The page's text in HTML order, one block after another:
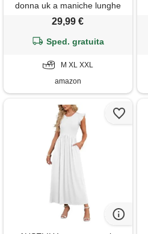
donna uk a maniche lunghe
con mezza zip scollo a v abito
bianco, xl
29,99 €
Sped. gratuita
M XL XXL
amazon